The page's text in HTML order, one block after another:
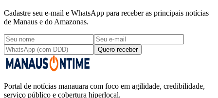
Cadastre seu e-mail e WhatsApp para receber as principais notícias
de Manaus e do Amazonas.
Quero receber
Portal de notícias manauara com foco em agilidade, credibilidade,
serviço público e cobertura hiperlocal.